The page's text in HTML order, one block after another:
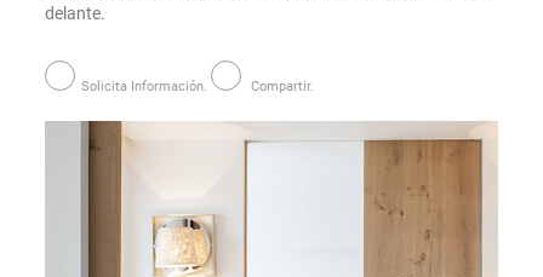
delante.
Solicita Información. Compartir.